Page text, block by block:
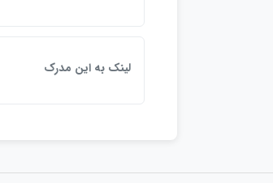
لينک به اين مدرک